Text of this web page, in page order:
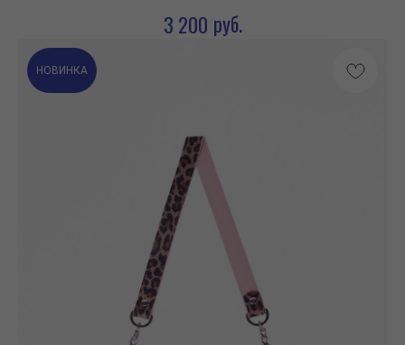
3 200 руб.
НОВИНКА